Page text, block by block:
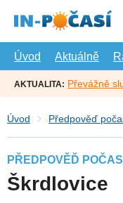
hlavní
Úvod
Aktuálně
AKTUALITA: Převážně
Úvod Předpověď
PŘEDPOVĚĎ POČASÍ
Škrdlovice